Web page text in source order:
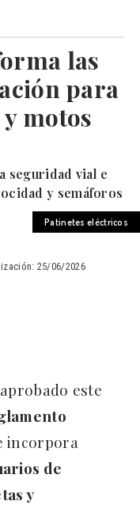
las
para
motos
seguridad vial e
y semáforos
Patinetes eléctricos
25/06/2026
este
incorpora
de
y